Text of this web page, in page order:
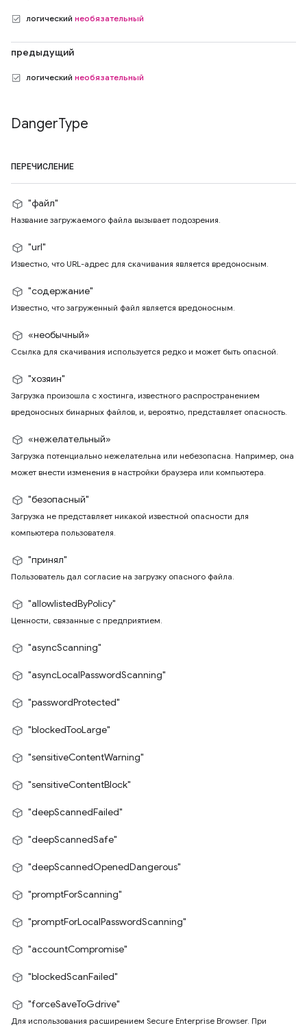
логический необязательный
предыдущий
логический необязательный
DangerType
ПЕРЕЧИСЛЕНИЕ
"файл"
Название загружаемого файла вызывает подозрения.
"url"
Известно, что URL-адрес для скачивания является вредоносным.
"содержание"
Известно, что загруженный файл является вредоносным.
«необычный»
Ссылка для скачивания используется редко и может быть опасной.
"хозяин"
Загрузка произошла с хостинга, известного распространением
вредоносных бинарных файлов, и, вероятно, представляет опасность.
«нежелательный»
Загрузка потенциально нежелательна или небезопасна. Например, она
может внести изменения в настройки браузера или компьютера.
"безопасный"
Загрузка не представляет никакой известной опасности для
компьютера пользователя.
"принял"
Пользователь дал согласие на загрузку опасного файла.
"allowlistedByPolicy"
Ценности, связанные с предприятием.
"asyncScanning"
"asyncLocalPasswordScanning"
"passwordProtected"
"blockedTooLarge"
"sensitiveContentWarning"
"sensitiveContentBlock"
"deepScannedFailed"
"deepScannedSafe"
"deepScannedOpenedDangerous"
"promptForScanning"
"promptForLocalPasswordScanning"
"accountCompromise"
"blockedScanFailed"
"forceSaveToGdrive"
Для использования расширением Secure Enterprise Browser. При